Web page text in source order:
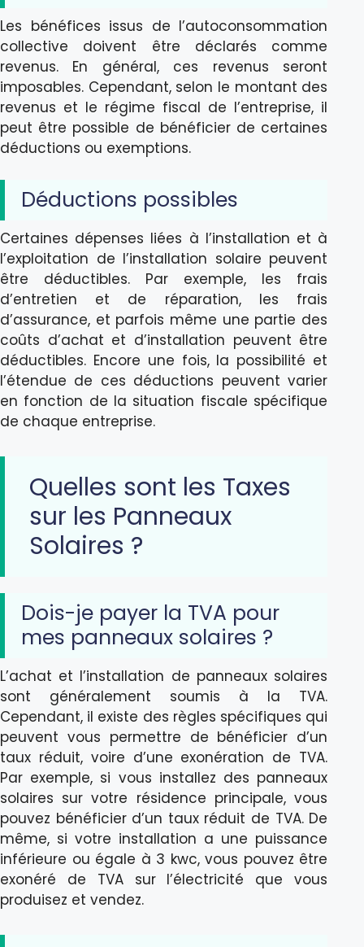
Les bénéfices issus de l’autoconsommation
collective doivent être déclarés comme
revenus. En général, ces revenus seront
imposables. Cependant, selon le montant des
revenus et le régime fiscal de l’entreprise, il
peut être possible de bénéficier de certaines
déductions ou exemptions.
Déductions possibles
Certaines dépenses liées à l’installation et à
l’exploitation de l’installation solaire peuvent
être déductibles. Par exemple, les frais
d’entretien et de réparation, les frais
d’assurance, et parfois même une partie des
coûts d’achat et d’installation peuvent être
déductibles. Encore une fois, la possibilité et
l’étendue de ces déductions peuvent varier
en fonction de la situation fiscale spécifique
de chaque entreprise.
Quelles sont les Taxes
sur les Panneaux
Solaires ?
Dois-je payer la TVA pour
mes panneaux solaires ?
L’achat et l’installation de panneaux solaires
sont généralement soumis à la TVA.
Cependant, il existe des règles spécifiques qui
peuvent vous permettre de bénéficier d’un
taux réduit, voire d’une exonération de TVA.
Par exemple, si vous installez des panneaux
solaires sur votre résidence principale, vous
pouvez bénéficier d’un taux réduit de TVA. De
même, si votre installation a une puissance
inférieure ou égale à 3 kwc, vous pouvez être
exonéré de TVA sur l’électricité que vous
produisez et vendez.